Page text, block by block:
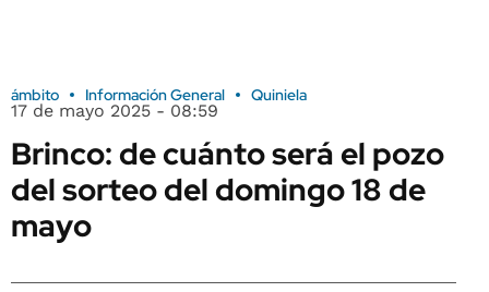
ámbito Información General Quiniela
17 de mayo 2025 - 08:59
Brinco: de cuánto será el pozo
del sorteo del domingo 18 de
mayo